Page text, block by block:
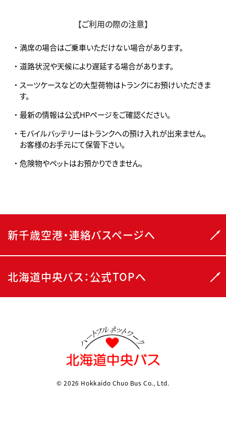
【ご利用の際の注意】
・ 満席の場合はご乗車いただけない場合があります。
・ 道路状況や天候により遅延する場合があります。
・ スーツケースなどの大型荷物はトランクにお預けいただきま
す。
・ 最新の情報は公式HPページをご確認ください。
・ モバイルバッテリーはトランクへの預け入れが出来ません。
お客様のお手元にて保管下さい。
・ 危険物やペットはお預かりできません。
新千歳空港・連絡バスページへ
北海道中央バス：公式TOPへ
© 2026 Hokkaido Chuo Bus Co., Ltd.